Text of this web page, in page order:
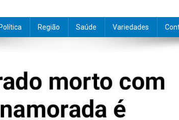
Política Região Saúde Variedades